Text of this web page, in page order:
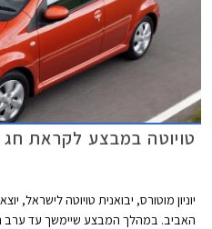
טויוטה במבצע לקראת
יוניון מוטורס, יבואנית טויוטה לישראל,